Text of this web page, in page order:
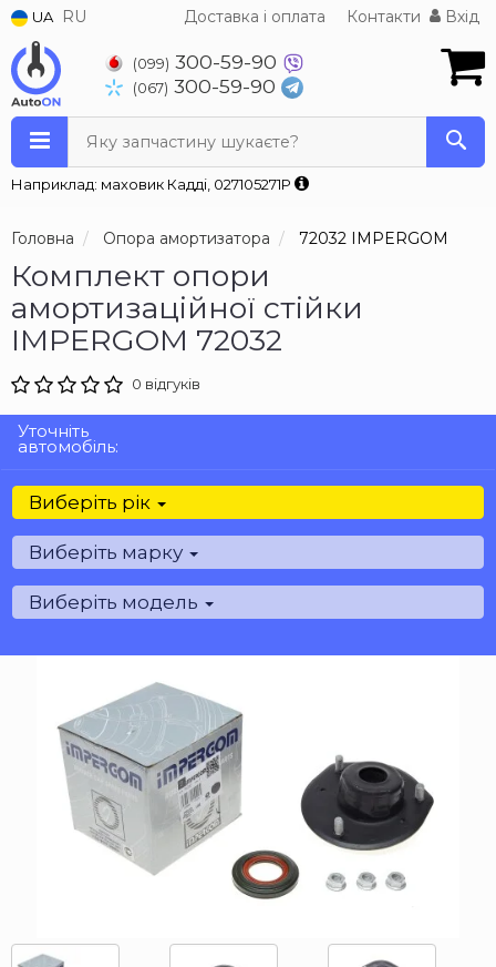
UA RU Доставка і оплата Контакти Вхід
(099) 300-59-90
(067) 300-59-90
Яку запчастину шукаєте?
Наприклад: маховик Кадді, 027105271P
Головна Опора амортизатора 72032 IMPERGOM
Комплект опори
амортизаційної стійки
IMPERGOM 72032
0 відгуків
Уточніть
автомобіль:
Виберіть рік
Виберіть марку
Виберіть модель